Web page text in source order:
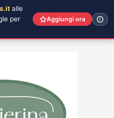
alle
per
Aggiungi ora